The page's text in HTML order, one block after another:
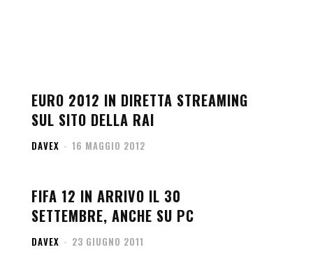
EURO 2012 IN DIRETTA STREAMING
SUL SITO DELLA RAI
DAVEX - 16 MAGGIO 2012
FIFA 12 IN ARRIVO IL 30
SETTEMBRE, ANCHE SU PC
DAVEX - 23 GIUGNO 2011